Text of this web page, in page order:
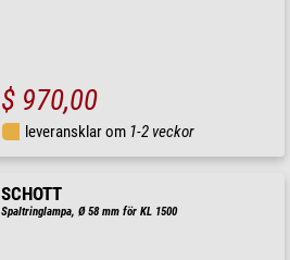
$ 970,00
leveransklar om 1-2 veckor
SCHOTT
Spaltringlampa, Ø 58 mm för KL 1500